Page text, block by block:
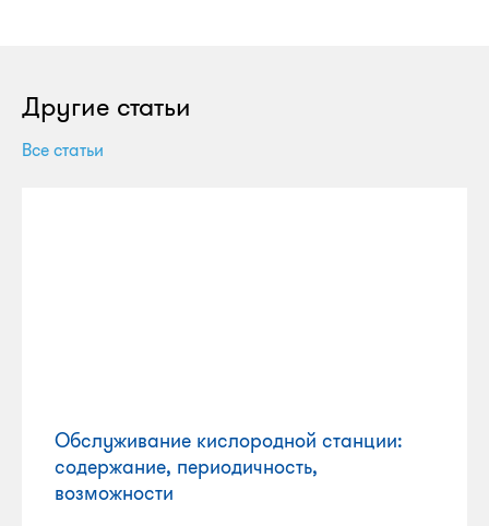
Другие статьи
Все статьи
Обслуживание кислородной станции:
содержание, периодичность,
возможности